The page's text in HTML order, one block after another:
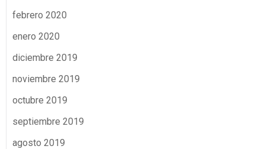
febrero 2020
enero 2020
diciembre 2019
noviembre 2019
octubre 2019
septiembre 2019
agosto 2019